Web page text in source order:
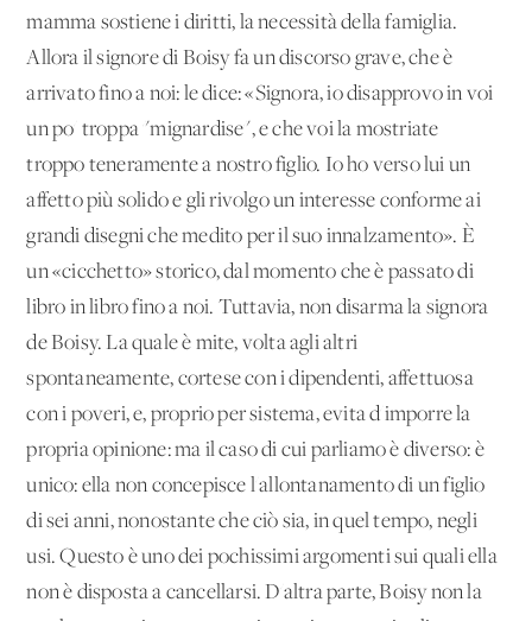
mamma sostiene i diritti, la necessità della famiglia.
Allora il signore di Boisy fa un discorso grave, che è
arrivato fino a noi: le dice: «Signora, io disapprovo in voi
un po' troppa "mignardise", e che voi la mostriate
troppo teneramente a nostro figlio. Io ho verso lui un
affetto più solido e gli rivolgo un interesse conforme ai
grandi disegni che medito per il suo innalzamento». È
un «cicchetto» storico, dal momento che è passato di
libro in libro fino a noi. Tuttavia, non disarma la signora
de Boisy. La quale è mite, volta agli altri
spontaneamente, cortese con i dipendenti, affettuosa
con i poveri, e, proprio per sistema, evita d'imporre la
propria opinione: ma il caso di cui parliamo è diverso: è
unico: ella non concepisce l'allontanamento di un figlio
di sei anni, nonostante che ciò sia, in quel tempo, negli
usi. Questo è uno dei pochissimi argomenti sui quali ella
non è disposta a cancellarsi. D'altra parte, Boisy non la